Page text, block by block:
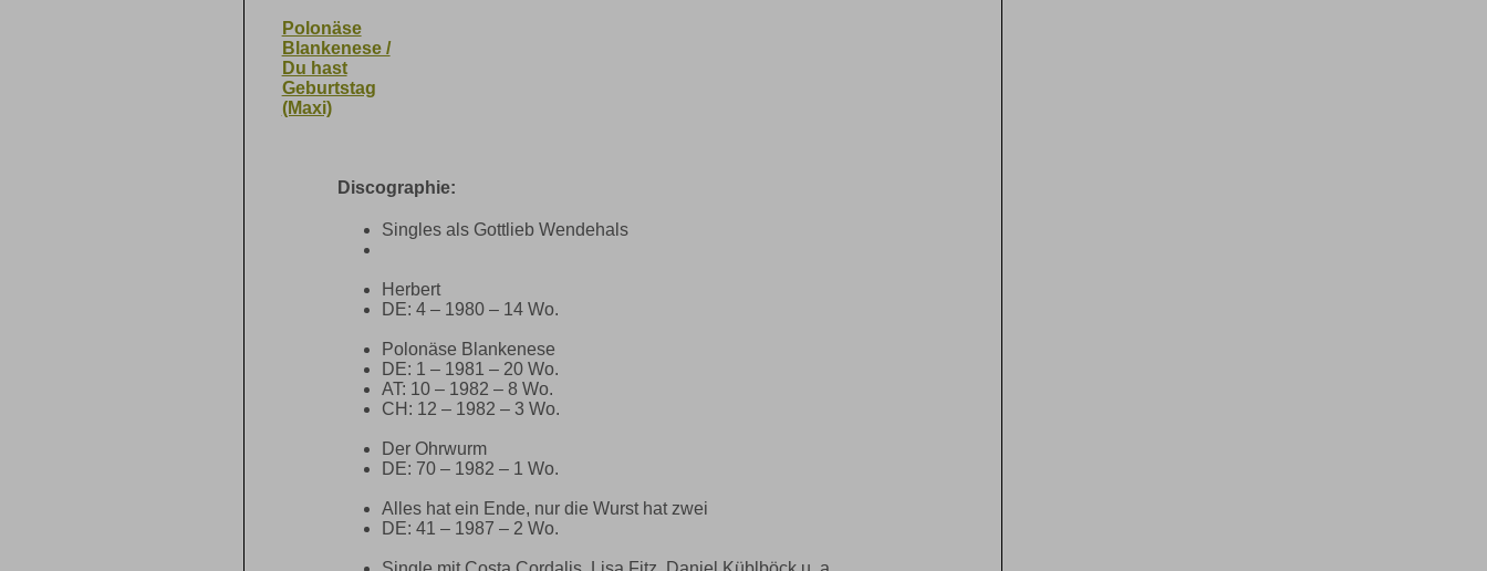
Polonäse
Blankenese /
Du hast
Geburtstag
(Maxi)
Discographie:
Singles als Gottlieb Wendehals
Herbert
DE: 4 – 1980 – 14 Wo.
Polonäse Blankenese
DE: 1 – 1981 – 20 Wo.
AT: 10 – 1982 – 8 Wo.
CH: 12 – 1982 – 3 Wo.
Der Ohrwurm
DE: 70 – 1982 – 1 Wo.
Alles hat ein Ende, nur die Wurst hat zwei
DE: 41 – 1987 – 2 Wo.